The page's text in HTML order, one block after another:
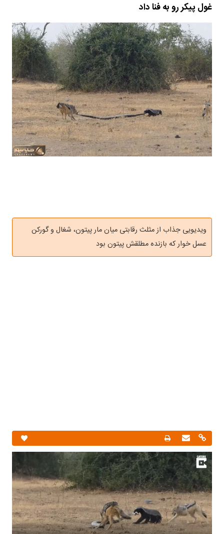
غول پیکر رو به فنا داد
ویدیویی جذاب از مثلث رقابتی میان مار پیتون، شغال و گورکن
عسل خوار که بازنده مطلقش پیتون بود